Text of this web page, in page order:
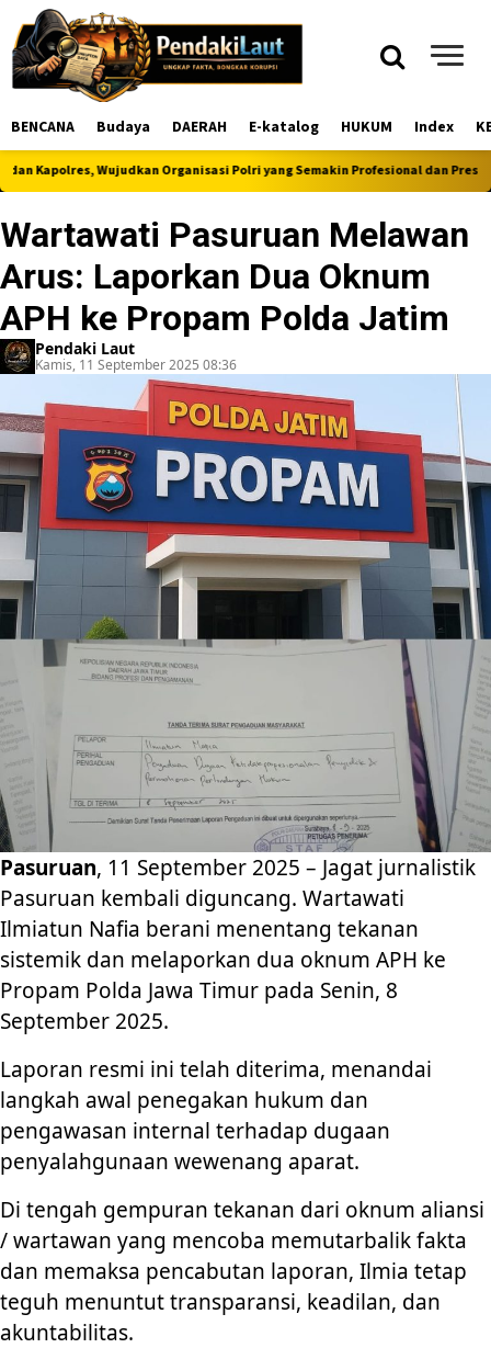
BENCANA Budaya DAERAH E-katalog HUKUM Index
Wujudkan Organisasi Polri yang Semakin Profesional dan Presisi |
Wartawati Pasuruan Melawan
Arus: Laporkan Dua Oknum
APH ke Propam Polda Jatim
Pendaki Laut
Kamis, 11 September 2025 08:36
Pasuruan, 11 September 2025 – Jagat jurnalistik
Pasuruan kembali diguncang. Wartawati
Ilmiatun Nafia berani menentang tekanan
sistemik dan melaporkan dua oknum APH ke
Propam Polda Jawa Timur pada Senin, 8
September 2025.
Laporan resmi ini telah diterima, menandai
langkah awal penegakan hukum dan
pengawasan internal terhadap dugaan
penyalahgunaan wewenang aparat.
Di tengah gempuran tekanan dari oknum aliansi
/ wartawan yang mencoba memutarbalik fakta
dan memaksa pencabutan laporan, Ilmia tetap
teguh menuntut transparansi, keadilan, dan
akuntabilitas.